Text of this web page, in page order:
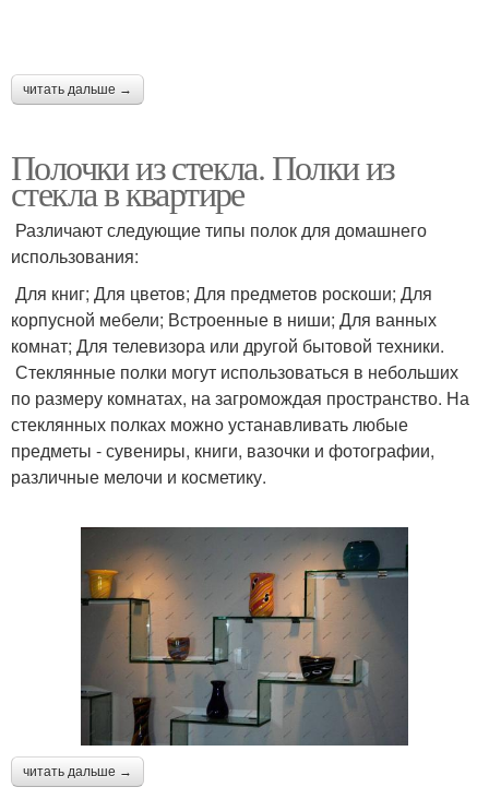
читать дальше →
Полочки из стекла. Полки из
стекла в квартире
Различают следующие типы полок для домашнего
использования:
Для книг; Для цветов; Для предметов роскоши; Для
корпусной мебели; Встроенные в ниши; Для ванных
комнат; Для телевизора или другой бытовой техники.
Стеклянные полки могут использоваться в небольших
по размеру комнатах, на загромождая пространство. На
стеклянных полках можно устанавливать любые
предметы - сувениры, книги, вазочки и фотографии,
различные мелочи и косметику.
читать дальше →